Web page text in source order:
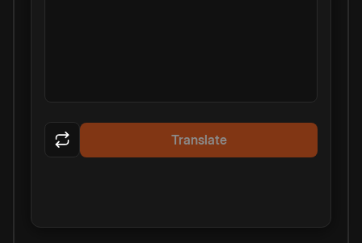
Translate